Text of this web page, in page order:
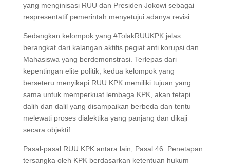
yang menginisasi RUU dan Presiden Jokowi sebagai
respresentatif pemerintah menyetujui adanya revisi.
Sedangkan kelompok yang #TolakRUUKPK jelas
berangkat dari kalangan aktifis pegiat anti korupsi dan
Mahasiswa yang berdemonstrasi. Terlepas dari
kepentingan elite politik, kedua kelompok yang
berseteru menyikapi RUU KPK memiliki tujuan yang
sama untuk memperkuat lembaga KPK, akan tetapi
dalih dan dalil yang disampaikan berbeda dan tentu
melewati proses dialektika yang panjang dan dikaji
secara objektif.
Pasal-pasal RUU KPK antara lain; Pasal 46: Penetapan
tersangka oleh KPK berdasarkan ketentuan hukum